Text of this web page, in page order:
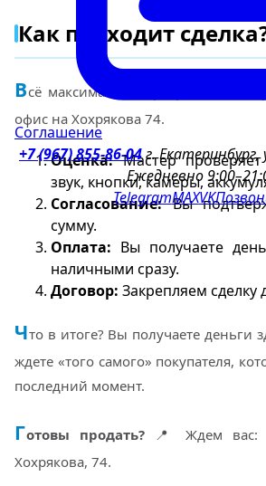
Соглашение
+7 (967) 855-86-04г. Екатеринбург,
Ежедневно
TelegramMAXVK
Как проходит
Всё максимально прозрачно. Вы
офис на Хохрякова 74.
Оценка:Мастер проверяет
звук, кнопки, камеры,
Согласование:Вы
сумму.
Оплата: Вы получаете
наличными сразу.
Договор: Закрепляем сделку
Что в итоге? Вы получаете деньги
ждете «того самого» покупателя,
последний момент.
Готовы продать? 📍 Ждем вас:
Хохрякова, 74.